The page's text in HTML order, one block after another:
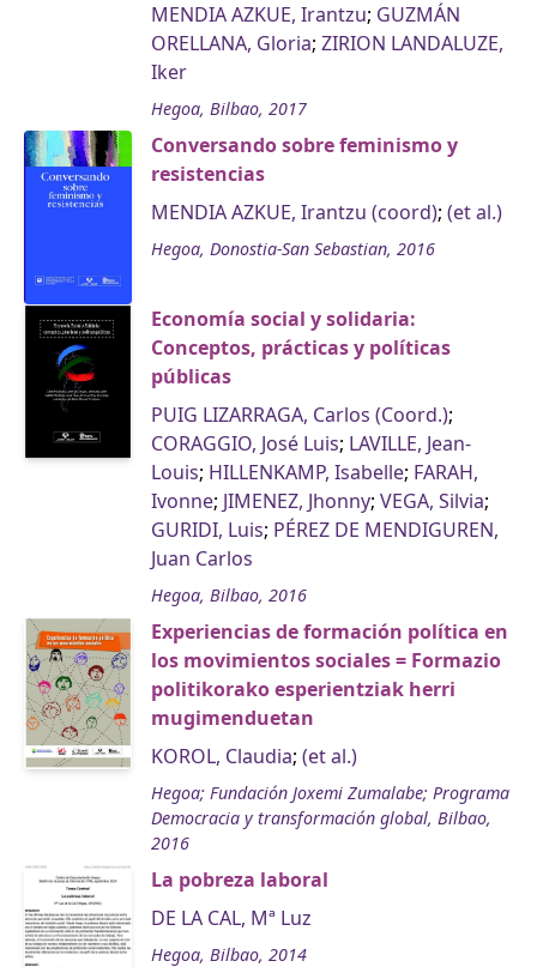
MENDIA AZKUE, Irantzu; GUZMÁN
ORELLANA, Gloria; ZIRION LANDALUZE,
Iker
Hegoa, Bilbao, 2017
Conversando sobre feminismo y
resistencias
MENDIA AZKUE, Irantzu (coord); (et al.)
Hegoa, Donostia-San Sebastian, 2016
Economía social y solidaria:
Conceptos, prácticas y políticas
públicas
PUIG LIZARRAGA, Carlos (Coord.);
CORAGGIO, José Luis; LAVILLE, Jean-
Louis; HILLENKAMP, Isabelle; FARAH,
Ivonne; JIMENEZ, Jhonny; VEGA, Silvia;
GURIDI, Luis; PÉREZ DE MENDIGUREN,
Juan Carlos
Hegoa, Bilbao, 2016
Experiencias de formación política en
los movimientos sociales = Formazio
politikorako esperientziak herri
mugimenduetan
KOROL, Claudia; (et al.)
Hegoa; Fundación Joxemi Zumalabe; Programa
Democracia y transformación global, Bilbao,
2016
La pobreza laboral
DE LA CAL, Mª Luz
Hegoa, Bilbao, 2014